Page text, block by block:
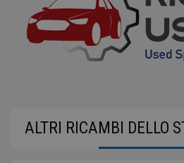
ALTRI RICAMBI DELLO